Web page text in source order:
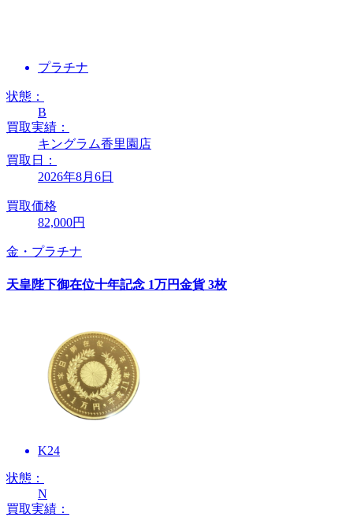
プラチナ
状態：
B
買取実績：
キングラム香里園店
買取日：
2026年8月6日
買取価格
82,000円
金・プラチナ
天皇陛下御在位十年記念 1万円金貨 3枚
K24
状態：
N
買取実績：